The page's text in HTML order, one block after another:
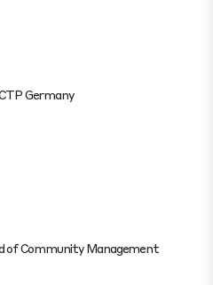
Germany
of Community Management